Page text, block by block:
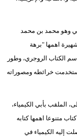
وهو محمد بن محمد
اهمها "برهة
الكتاب الروجري، وطور
خرائطه ومصوراته
الملقب بأبي الكيمياء،
متنوعا اهمها كتابه
إليه الكيمياء في